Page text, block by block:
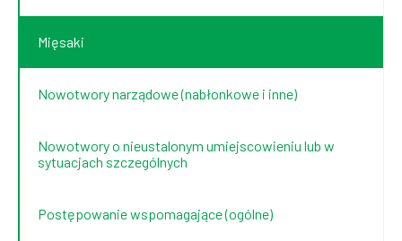
Mięsaki
Nowotwory narządowe (nabłonkowe i inne)
Nowotwory o nieustalonym umiejscowieniu lub w
sytuacjach szczególnych
Postępowanie wspomagające (ogólne)